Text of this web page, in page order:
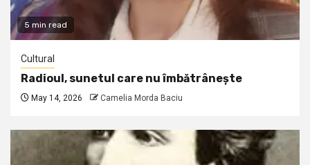
5 min read
Cultural
Radioul, sunetul care nu îmbătrânește
May 14, 2026 Camelia Morda Baciu